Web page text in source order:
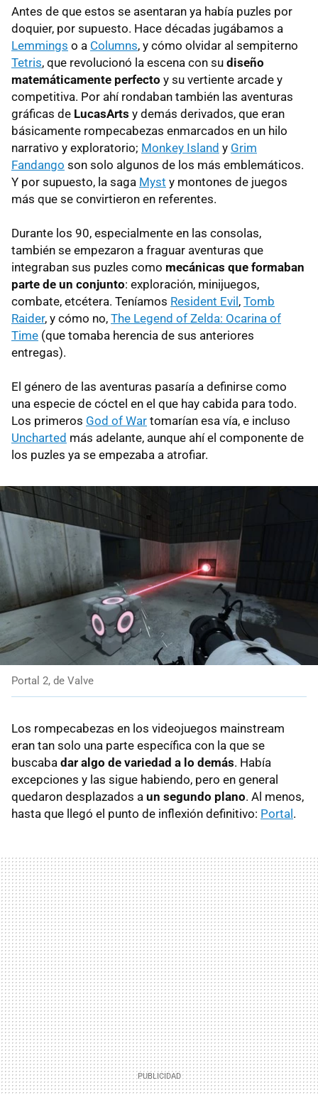
Antes de que estos se asentaran ya había puzles por
doquier, por supuesto. Hace décadas jugábamos a
Lemmings o a Columns, y cómo olvidar al sempiterno
Tetris, que revolucionó la escena con su diseño
matemáticamente perfecto y su vertiente arcade y
competitiva. Por ahí rondaban también las aventuras
gráficas de LucasArts y demás derivados, que eran
básicamente rompecabezas enmarcados en un hilo
narrativo y exploratorio; Monkey Island y Grim
Fandango son solo algunos de los más emblemáticos.
Y por supuesto, la saga Myst y montones de juegos
más que se convirtieron en referentes.
Durante los 90, especialmente en las consolas,
también se empezaron a fraguar aventuras que
integraban sus puzles como mecánicas que formaban
parte de un conjunto: exploración, minijuegos,
combate, etcétera. Teníamos Resident Evil, Tomb
Raider, y cómo no, The Legend of Zelda: Ocarina of
Time (que tomaba herencia de sus anteriores
entregas).
El género de las aventuras pasaría a definirse como
una especie de cóctel en el que hay cabida para todo.
Los primeros God of War tomarían esa vía, e incluso
Uncharted más adelante, aunque ahí el componente de
los puzles ya se empezaba a atrofiar.
Portal 2, de Valve
Los rompecabezas en los videojuegos mainstream
eran tan solo una parte específica con la que se
buscaba dar algo de variedad a lo demás. Había
excepciones y las sigue habiendo, pero en general
quedaron desplazados a un segundo plano. Al menos,
hasta que llegó el punto de inflexión definitivo: Portal.